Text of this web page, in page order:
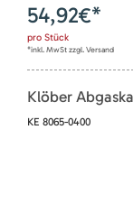
54,92€*
pro Stück
*inkl. MwSt zzgl. Versand
Klöber
KE 8065-0400